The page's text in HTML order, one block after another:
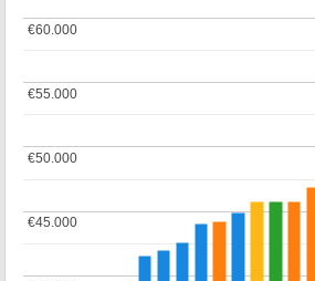
€45.000
€45.000
€50.000
€50.000
€55.000
€55.000
€60.000
€60.000